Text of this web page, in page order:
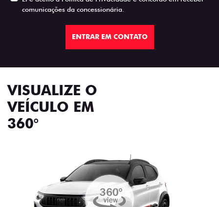
comunicações da concessionária.
ENTRAR EM CONTATO
VISUALIZE O
VEÍCULO EM
360°